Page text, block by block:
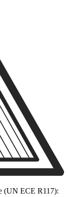
(UN ECE R117):